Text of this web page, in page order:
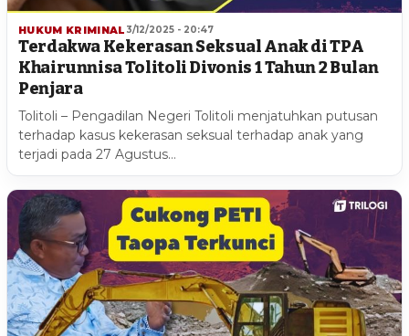
HUKUM KRIMINAL 3/12/2025 - 20:47
Terdakwa Kekerasan Seksual Anak di TPA
Khairunnisa Tolitoli Divonis 1 Tahun 2 Bulan
Penjara
Tolitoli – Pengadilan Negeri Tolitoli menjatuhkan putusan
terhadap kasus kekerasan seksual terhadap anak yang
terjadi pada 27 Agustus…